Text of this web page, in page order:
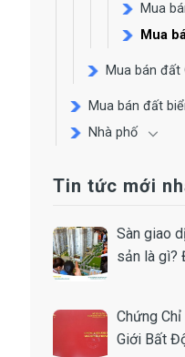
Mua
Mua
Mua bán đất
Mua bán đất
Nhà phố
Tin tức mới
Sàn giao
sản là gì?
Chứng
Giới Bất